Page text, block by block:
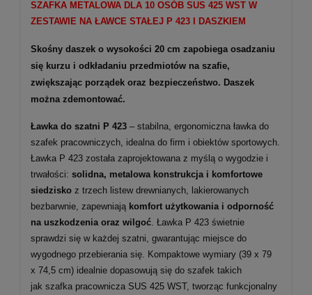
SZAFKA METALOWA DLA 10 OSÓB SUS 425 WST W
ZESTAWIE NA ŁAWCE STAŁEJ P 423 I DASZKIEM
Skośny daszek o wysokości 20 cm zapobiega osadzaniu
się kurzu i odkładaniu przedmiotów na szafie,
zwiększając porządek oraz bezpieczeństwo. Daszek
można zdemontować.
Ławka do szatni P 423 – stabilna, ergonomiczna ławka do
szafek pracowniczych, idealna do firm i obiektów sportowych.
Ławka P 423 została zaprojektowana z myślą o wygodzie i
trwałości: solidna, metalowa konstrukcja i komfortowe
siedzisko z trzech listew drewnianych, lakierowanych
bezbarwnie, zapewniają komfort użytkowania i odporność
na uszkodzenia oraz wilgoć. Ławka P 423 świetnie
sprawdzi się w każdej szatni, gwarantując miejsce do
wygodnego przebierania się. Kompaktowe wymiary (39 x 79
x 74,5 cm) idealnie dopasowują się do szafek takich
jak szafka pracownicza SUS 425 WST, tworząc funkcjonalny